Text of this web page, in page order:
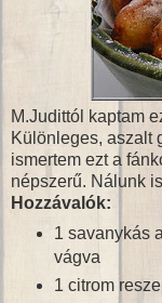
M.Judittól kaptam
Különleges, aszalt
ismertem ezt a
népszerű. Nálunk
Hozzávalók:
1 savanykás
vágva
1 citrom